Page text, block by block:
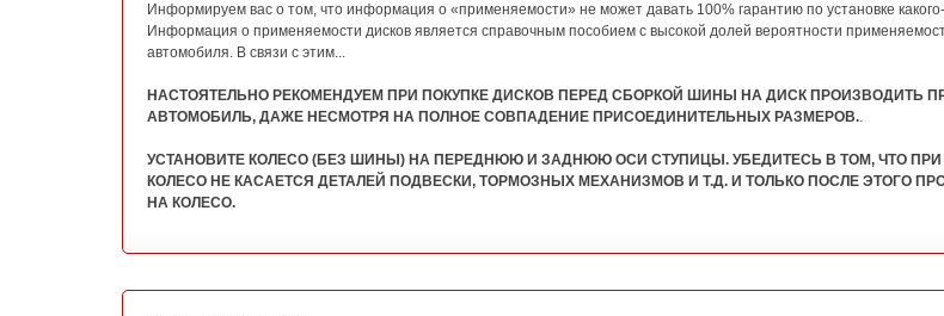
Информируем вас о том, что информация о «применяемости» не может давать 100% гарантию по установке
Информация о применяемости дисков является справочным пособием с высокой долей вероятности
автомобиля. В связи с этим...
НАСТОЯТЕЛЬНО РЕКОМЕНДУЕМ ПРИ ПОКУПКЕ ДИСКОВ ПЕРЕД СБОРКОЙ ШИНЫ НА ДИСК ПРОИЗВОДИТЬ
АВТОМОБИЛЬ, ДАЖЕ НЕСМОТРЯ НА ПОЛНОЕ СОВПАДЕНИЕ ПРИСОЕДИНИТЕЛЬНЫХ РАЗМЕРОВ..
УСТАНОВИТЕ КОЛЕСО (БЕЗ ШИНЫ) НА ПЕРЕДНЮЮ И ЗАДНЮЮ ОСИ СТУПИЦЫ. УБЕДИТЕСЬ В ТОМ, ЧТО
КОЛЕСО НЕ КАСАЕТСЯ ДЕТАЛЕЙ ПОДВЕСКИ, ТОРМОЗНЫХ МЕХАНИЗМОВ И Т.Д. И ТОЛЬКО ПОСЛЕ ЭТОГО
НА КОЛЕСО.